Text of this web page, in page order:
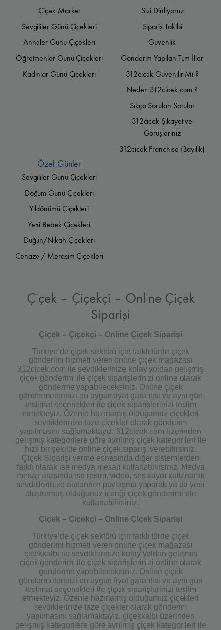
Çiçek Market
Sevgililer Günü Çiçekleri
Anneler Günü Çiçekleri
Öğretmenler Günü Çiçekleri
Kadınlar Günü Çiçekleri
Sizi Dinliyoruz
Sipariş Takibi
Güvenlik
Gönderim Yapılan Tüm İller
312cicek Güvenilir Mi ?
Neden 312cicek.com ?
Sıkça Sorulan Sorular
312cicek Şikayet ve
Görüşleriniz
312cicek Franchise (Bayilik)
Özel Günler
Sevgililer Günü Çiçekleri
Doğum Günü Çiçekleri
Yıldönümü Çiçekleri
Yeni Bebek Çiçekleri
Düğün/Nikah Çiçekleri
Cenaze / Merasim Çiçekleri
Çiçek – Çiçekçi – Online Çiçek
Siparişi
Çiçek – Çiçekçi – Online Çiçek Siparişi
Türkiye’de çiçek sektörü için farklı türde çiçek
gönderimi hizmeti veren online çiçek mağazası
312cicek.com ile sevdiklerinize kolay yoldan gelişmiş
çiçek gönderimi ile çiçek siparişlerinizi online olarak
gönderme yapabileceksiniz. Online çiçek
göndermelerinizi en uygun fiyat garantisi ve aynı gün
teslimat seçenekleri ile çiçek siparişlerinizi teslim
etmekteyiz. Özenle hazırlamış olduğumuz çiçekleri
sevdiklerinize taze çiçekler olarak gönderim
yapılmasını sağlamaktayız. 312cicek.com üzerinden
gelişmiş kategorilere göre ayrılmış çiçek kategorileri ile
hızlı bir şekilde online çiçek siparişi verebilirsiniz.
Çiçek Siparişi verme esnasında diğer sistemlerden
farklı olarak ise medya mesajı kullanabilirsiniz. Medya
mesajı arasında ise resim, video, ses kaydı kullanarak
sevdiklerinize anılarınızı paylaşma yaparak ya da yeni
oluşturmuş olduğunuz içeriği çiçek gönderiminde
kullanabilirsiniz.
Çiçek – Çiçekçi – Online Çiçek Siparişi
Türkiye’de çiçek sektörü için farklı türde çiçek
gönderimi hizmeti veren online çiçek mağazası
çiçekkalbi ile sevdiklerinize kolay yoldan gelişmiş
çiçek gönderimi ile çiçek siparişlerinizi online olarak
gönderme yapabileceksiniz. Online çiçek
göndermelerinizi en uygun fiyat garantisi ve aynı gün
teslimat seçenekleri ile çiçek siparişlerinizi teslim
etmekteyiz. Özenle hazırlamış olduğumuz çiçekleri
sevdiklerinize taze çiçekler olarak gönderim
yapılmasını sağlamaktayız. çiçekkalbi üzerinden
gelişmiş kategorilere göre ayrılmış çiçek kategorileri ile